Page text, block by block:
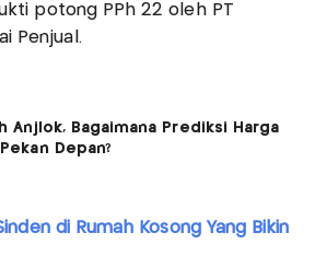
potong PPh 22 oleh PT
Penjual.
Anjlok, Bagaimana Prediksi Harga
Pekan Depan?
di Rumah Kosong Yang Bikin